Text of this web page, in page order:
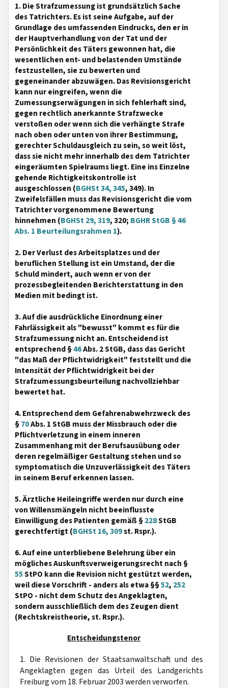
1. Die Strafzumessung ist grundsätzlich Sache
des Tatrichters. Es ist seine Aufgabe, auf der
Grundlage des umfassenden Eindrucks, den er in
der Hauptverhandlung von der Tat und der
Persönlichkeit des Täters gewonnen hat, die
wesentlichen ent- und belastenden Umstände
festzustellen, sie zu bewerten und
gegeneinander abzuwägen. Das Revisionsgericht
kann nur eingreifen, wenn die
Zumessungserwägungen in sich fehlerhaft sind,
gegen rechtlich anerkannte Strafzwecke
verstoßen oder wenn sich die verhängte Strafe
nach oben oder unten von ihrer Bestimmung,
gerechter Schuldausgleich zu sein, so weit löst,
dass sie nicht mehr innerhalb des dem Tatrichter
eingeräumten Spielraums liegt. Eine ins Einzelne
gehende Richtigkeitskontrolle ist
ausgeschlossen (BGHSt 34, 345, 349). In
Zweifelsfällen muss das Revisionsgericht die vom
Tatrichter vorgenommene Bewertung
hinnehmen (BGHSt 29, 319, 320; BGHR StGB § 46
Abs. 1 Beurteilungsrahmen 1).
2. Der Verlust des Arbeitsplatzes und der
beruflichen Stellung ist ein Umstand, der die
Schuld mindert, auch wenn er von der
prozessbegleitenden Berichterstattung in den
Medien mit bedingt ist.
3. Auf die ausdrückliche Einordnung einer
Fahrlässigkeit als "bewusst" kommt es für die
Strafzumessung nicht an. Entscheidend ist
entsprechend §46Abs. 2 StGB, dass das Gericht
"das Maß der Pflichtwidrigkeit" feststellt und die
Intensität der Pflichtwidrigkeit bei der
Strafzumessungsbeurteilung nachvollziehbar
bewertet hat.
4. Entsprechend dem Gefahrenabwehrzweck des
§70Abs. 1 StGB muss der Missbrauch oder die
Pflichtverletzung in einem inneren
Zusammenhang mit der Berufsausübung oder
deren regelmäßiger Gestaltung stehen und so
symptomatisch die Unzuverlässigkeit des Täters
in seinem Beruf erkennen lassen.
5. Ärztliche Heileingriffe werden nur durch eine
von Willensmängeln nicht beeinflusste
Einwilligung des Patienten gemäß §228StGB
gerechtfertigt (BGHSt 16, 309st. Rspr.).
6. Auf eine unterbliebene Belehrung über ein
mögliches Auskunftsverweigerungsrecht nach §
55StPO kann die Revision nicht gestützt werden,
weil diese Vorschrift - anders als etwa §§52, 252
StPO - nicht dem Schutz des Angeklagten,
sondern ausschließlich dem des Zeugen dient
(Rechtskreistheorie, st. Rspr.).
Entscheidungstenor
1. Die Revisionen der Staatsanwaltschaft und des
Angeklagten gegen das Urteil des Landgerichts
Freiburg vom 18. Februar 2003 werden verworfen.